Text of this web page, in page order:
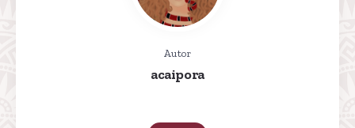
Autor
acaipora